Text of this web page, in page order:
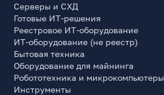
Серверы и СХД
Готовые ИТ-решения
Реестровое ИТ-оборудование
ИТ-оборудование (не реестр)
Бытовая техника
Оборудование для майнинга
Робототехника и микрокомпьютеры
Инструменты